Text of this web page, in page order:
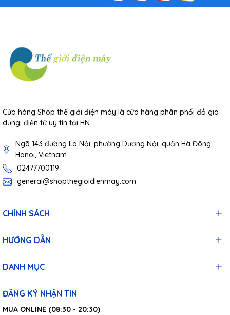
Cửa hàng Shop thế giới điện máy là cửa hàng phân phối đồ gia
dụng, điện tử uy tín tại HN
Ngõ 143 đường La Nội, phường Dương Nội, quận Hà Đông,
Hanoi, Vietnam
02477700119
general@shopthegioidienmay.com
CHÍNH SÁCH
HƯỚNG DẪN
DANH MỤC
ĐĂNG KÝ NHẬN TIN
MUA ONLINE (08:30 - 20:30)